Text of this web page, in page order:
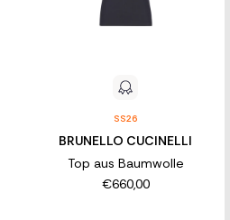
SS26
BRUNELLO CUCINELLI
Top aus Baumwolle
€660,00